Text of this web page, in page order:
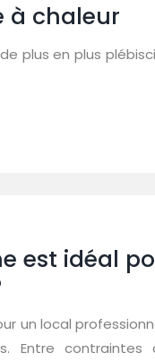
à chaleur
plus en plus
est idéal
un local
Entre contraintes